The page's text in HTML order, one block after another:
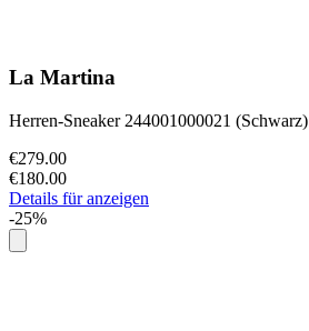
La Martina
Herren-Sneaker 244001000021 (Schwarz)
€279.00
€180.00
Details für anzeigen
-25%